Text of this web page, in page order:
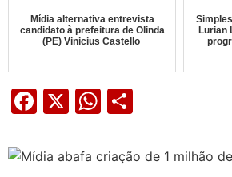
Mídia alternativa entrevista
candidato à prefeitura de Olinda
(PE) Vinicius Castello
Lurian
Facebook
X WhatsApp